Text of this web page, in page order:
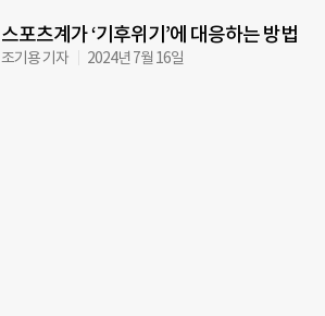
스포츠계가 ‘기후위기’에 대응하는 방법
조기용 기자 2024년 7월 16일